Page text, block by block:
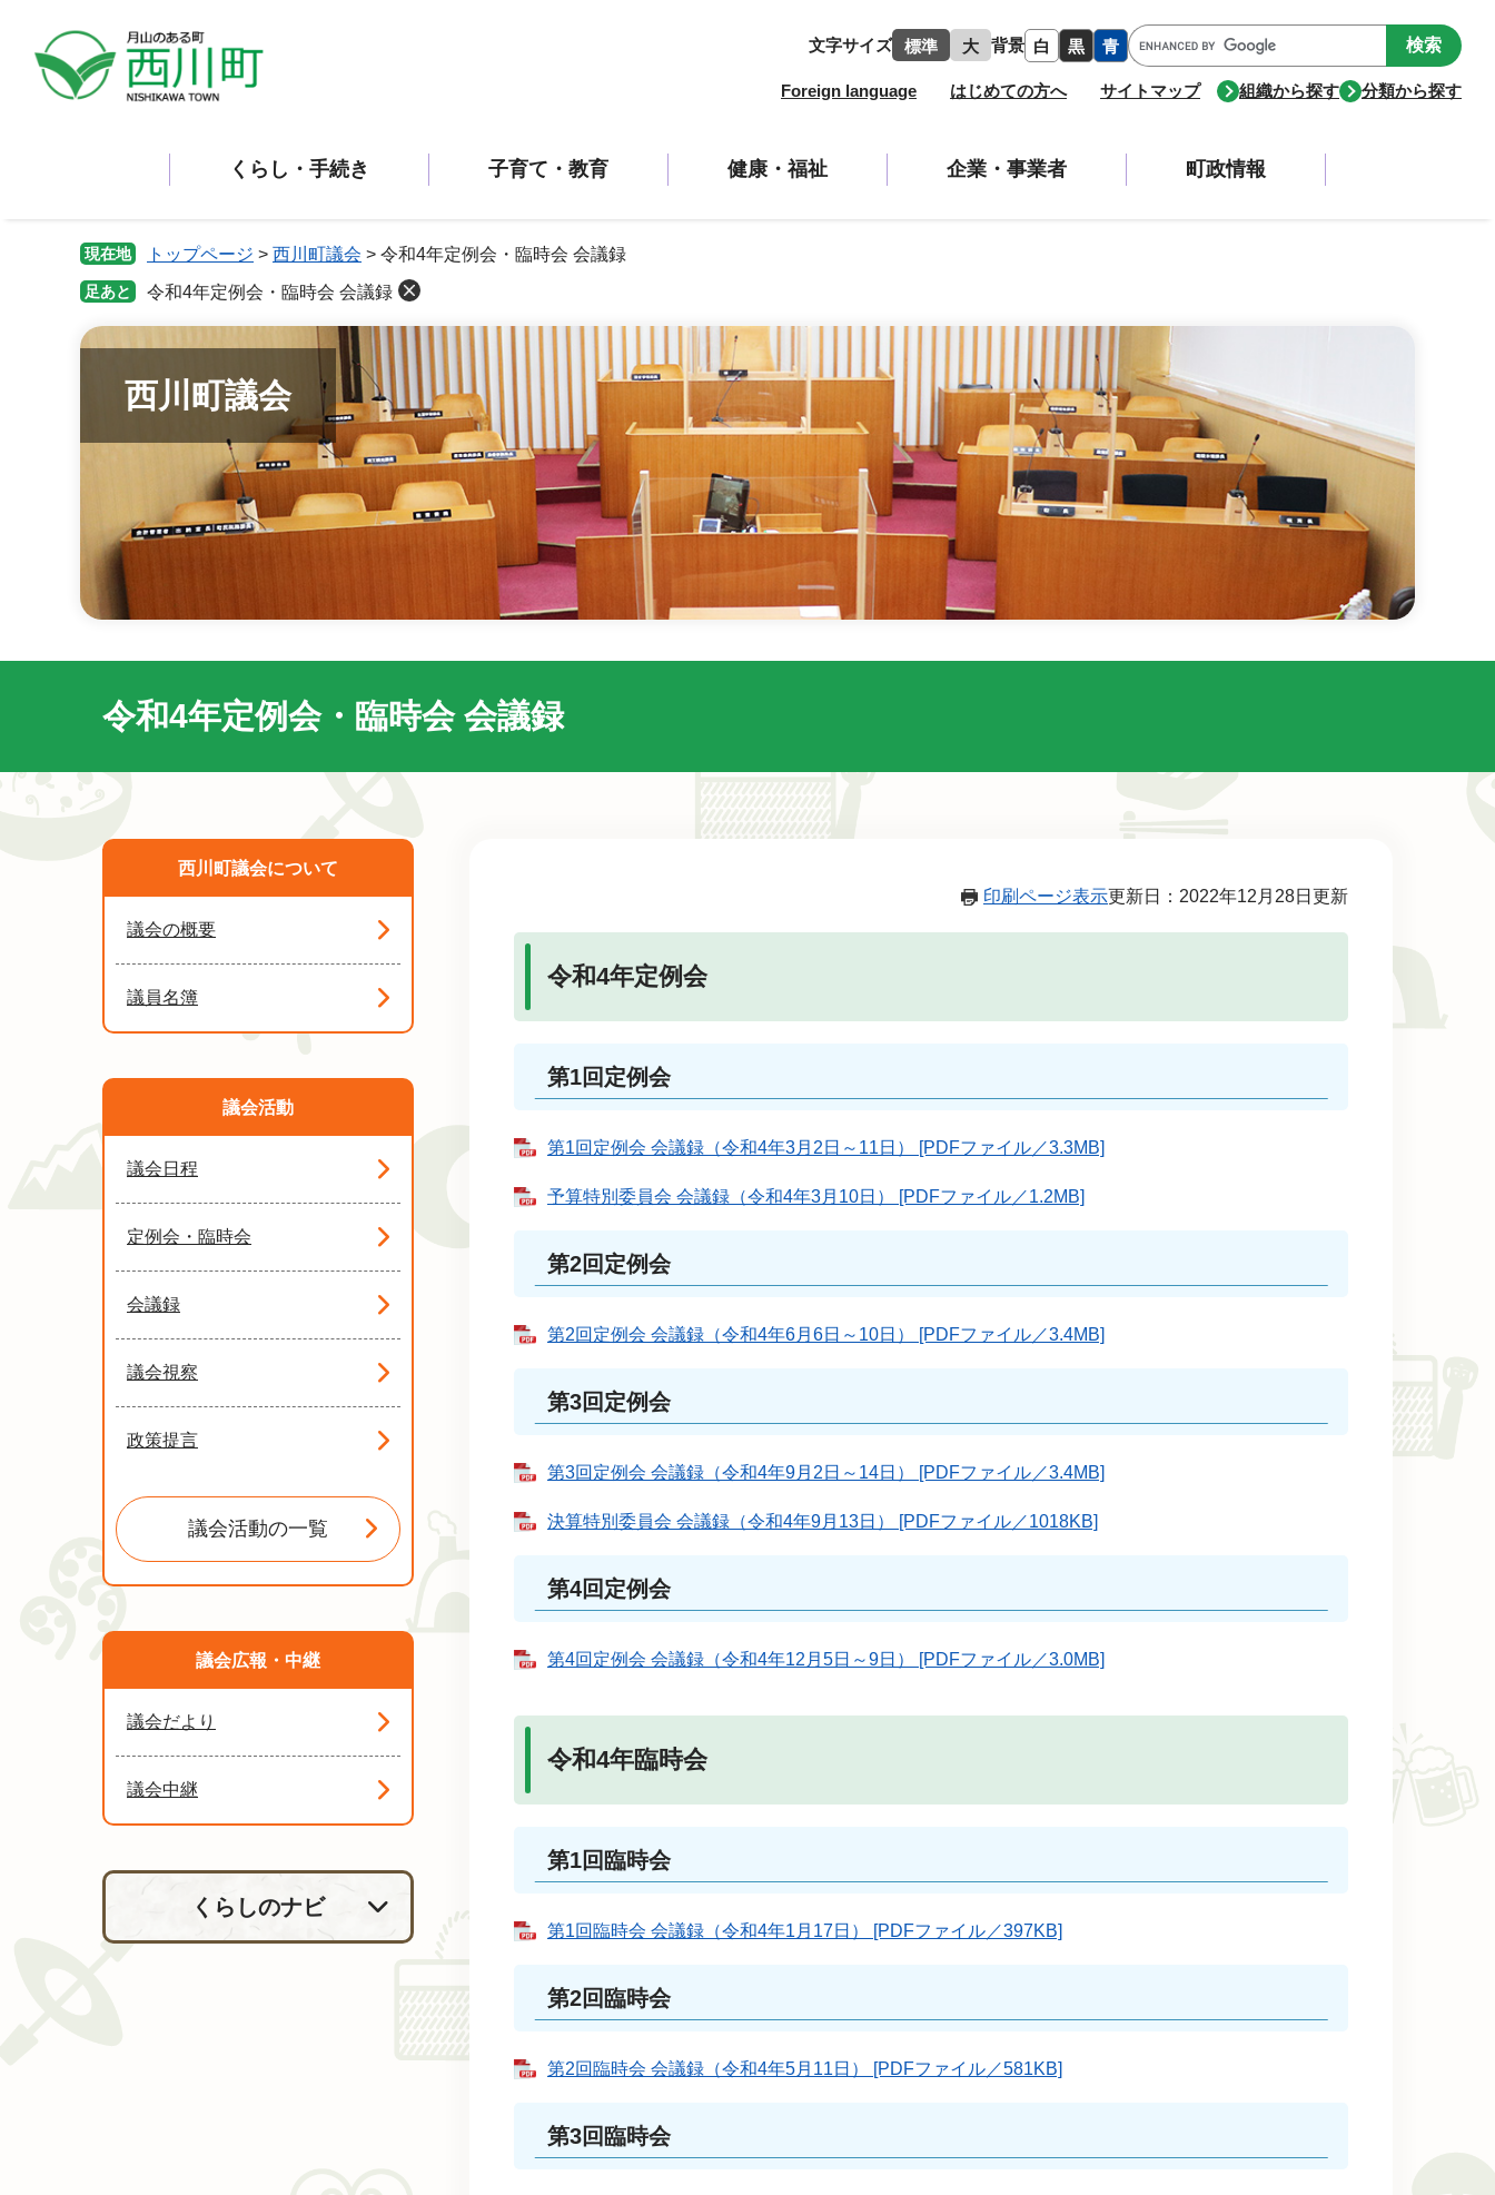
文字サイズ 標準 大 背景 白 黒 青
Google
カ
ス
Foreign language はじめての方へ サイトマップ 組織から探す 分類から探す
くらし・手続き 子育て・教育 健康・福祉 企業・事業者 町政情報
現在地 トップページ > 西川町議会 > 令和4年定例会・臨時会 会議録
足あと 令和4年定例会・臨時会 会議録
西川町議会
令和4年定例会・臨時会 会議録
印刷ページ表示更新日：2022年12月28日更新
令和4年定例会
第1回定例会
第1回定例会 会議録（令和4年3月2日～11日） [PDFファイル／3.3MB]
予算特別委員会 会議録（令和4年3月10日） [PDFファイル／1.2MB]
第2回定例会
第2回定例会 会議録（令和4年6月6日～10日） [PDFファイル／3.4MB]
第3回定例会
第3回定例会 会議録（令和4年9月2日～14日） [PDFファイル／3.4MB]
決算特別委員会 会議録（令和4年9月13日） [PDFファイル／1018KB]
第4回定例会
第4回定例会 会議録（令和4年12月5日～9日） [PDFファイル／3.0MB]
令和4年臨時会
第1回臨時会
第1回臨時会 会議録（令和4年1月17日） [PDFファイル／397KB]
第2回臨時会
第2回臨時会 会議録（令和4年5月11日） [PDFファイル／581KB]
第3回臨時会
西川町議会について
議会の概要
議員名簿
議会活動
議会日程
定例会・臨時会
会議録
議会視察
政策提言
議会活動の一覧
議会広報・中継
議会だより
議会中継
くらしのナビ